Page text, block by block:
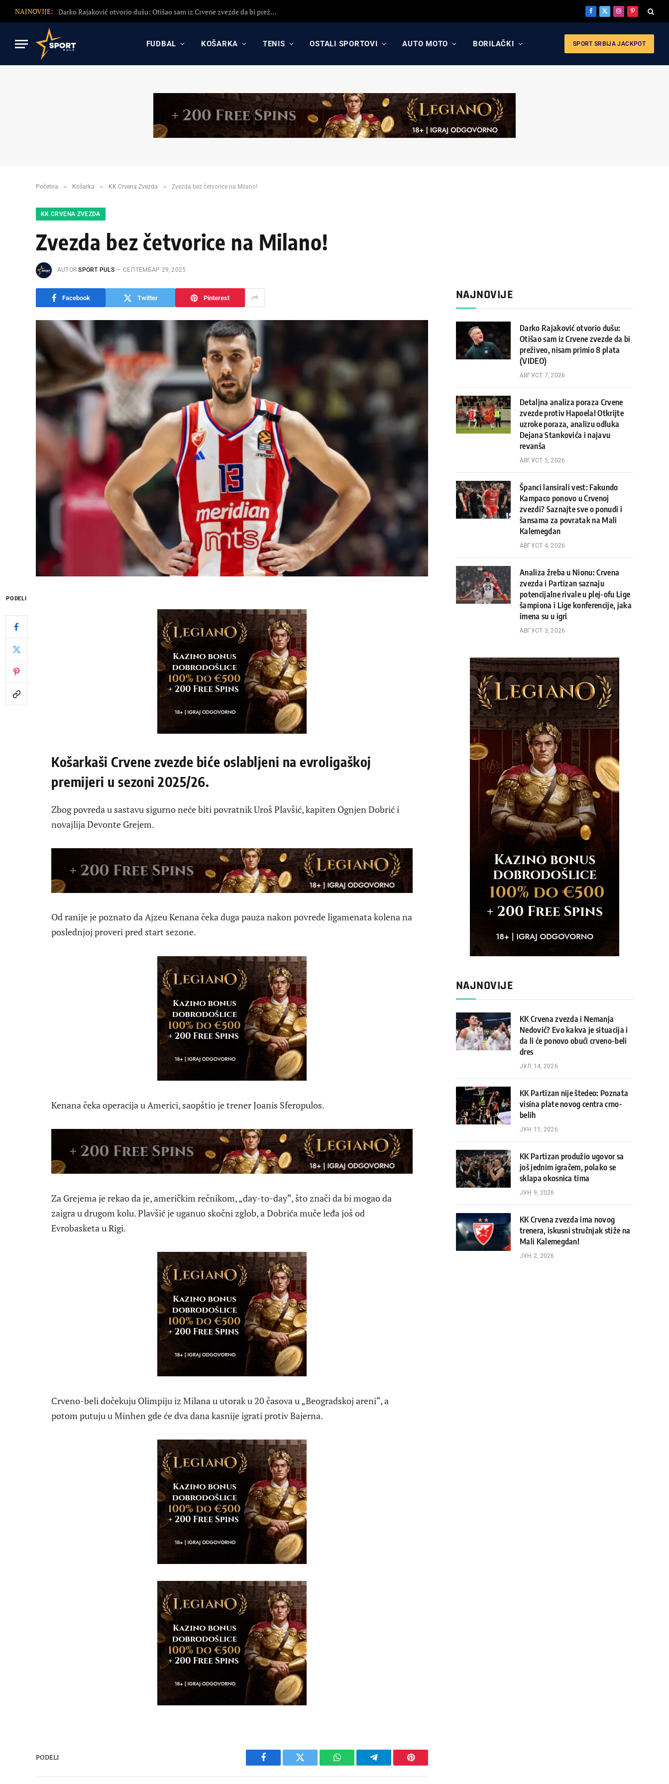
NAJNOVIJE: Detaljna analiza poraza Crvene zvezde protiv Hapoela! Otkrijte uzroke poraza, analizu odluka Dejana Stankovića i najavu revanša Facebook
X
Instagram
Pinterest
FUDBAL KOŠARKA TENIS OSTALI SPORTOVI AUTO MOTO BORILAČKI SPORT SRBIJA JACKPOT
Početna » Košarka » KK Crvena Zvezda » Zvezda bez četvorice na Milano!
KK CRVENA ZVEZDA
Zvezda bez četvorice na Milano!
AUTOR SPORT PULS СЕПТЕМБАР 29, 2025
Facebook Twitter Pinterest
PODELI
Košarkaši Crvene zvezde biće oslabljeni na evroligaškoj
premijeri u sezoni 2025/26.
Zbog povreda u sastavu sigurno neće biti povratnik Uroš Plavšić, kapiten Ognjen Dobrić i
novajlija Devonte Grejem.
Od ranije je poznato da Ajzeu Kenana čeka duga pauza nakon povrede ligamenata kolena na
poslednjoj proveri pred start sezone.
Kenana čeka operacija u Americi, saopštio je trener Joanis Sferopulos.
Za Grejema je rekao da je, američkim rečnikom, „day-to-day“, što znači da bi mogao da
zaigra u drugom kolu. Plavšić je uganuo skočni zglob, a Dobrića muče leđa još od
Evrobasketa u Rigi.
Crveno-beli dočekuju Olimpiju iz Milana u utorak u 20 časova u „Beogradskoj areni“, a
potom putuju u Minhen gde će dva dana kasnije igrati protiv Bajerna.
PODELI
Facebook Twitter WhatsAppTelegram Pinterest
NAJNOVIJE
Darko Rajaković otvorio dušu:
Otišao sam iz Crvene zvezde da bi
preživeo, nisam primio 8 plata
(VIDEO)
АВГУСТ 7, 2026
Detaljna analiza poraza Crvene
zvezde protiv Hapoela! Otkrijte
uzroke poraza, analizu odluka
Dejana Stankovića i najavu
revanša
АВГУСТ 5, 2026
Španci lansirali vest: Fakundo
Kampaco ponovo u Crvenoj
zvezdi? Saznajte sve o ponudi i
šansama za povratak na Mali
Kalemegdan
АВГУСТ 4, 2026
Analiza žreba u Nionu: Crvena
zvezda i Partizan saznaju
potencijalne rivale u plej-ofu Lige
šampiona i Lige konferencije, jaka
imena su u igri
АВГУСТ 3, 2026
NAJNOVIJE
KK Crvena zvezda i Nemanja
Nedović? Evo kakva je situacija i
da li će ponovo obući crveno-beli
dres
ЈУЛ 14, 2026
KK Partizan nije štedeo: Poznata
visina plate novog centra crno-
belih
ЈУН 11, 2026
KK Partizan produžio ugovor sa
još jednim igračem, polako se
sklapa okosnica tima
ЈУН 9, 2026
KK Crvena zvezda ima novog
trenera, iskusni stručnjak stiže na
Mali Kalemegdan!
ЈУН 2, 2026